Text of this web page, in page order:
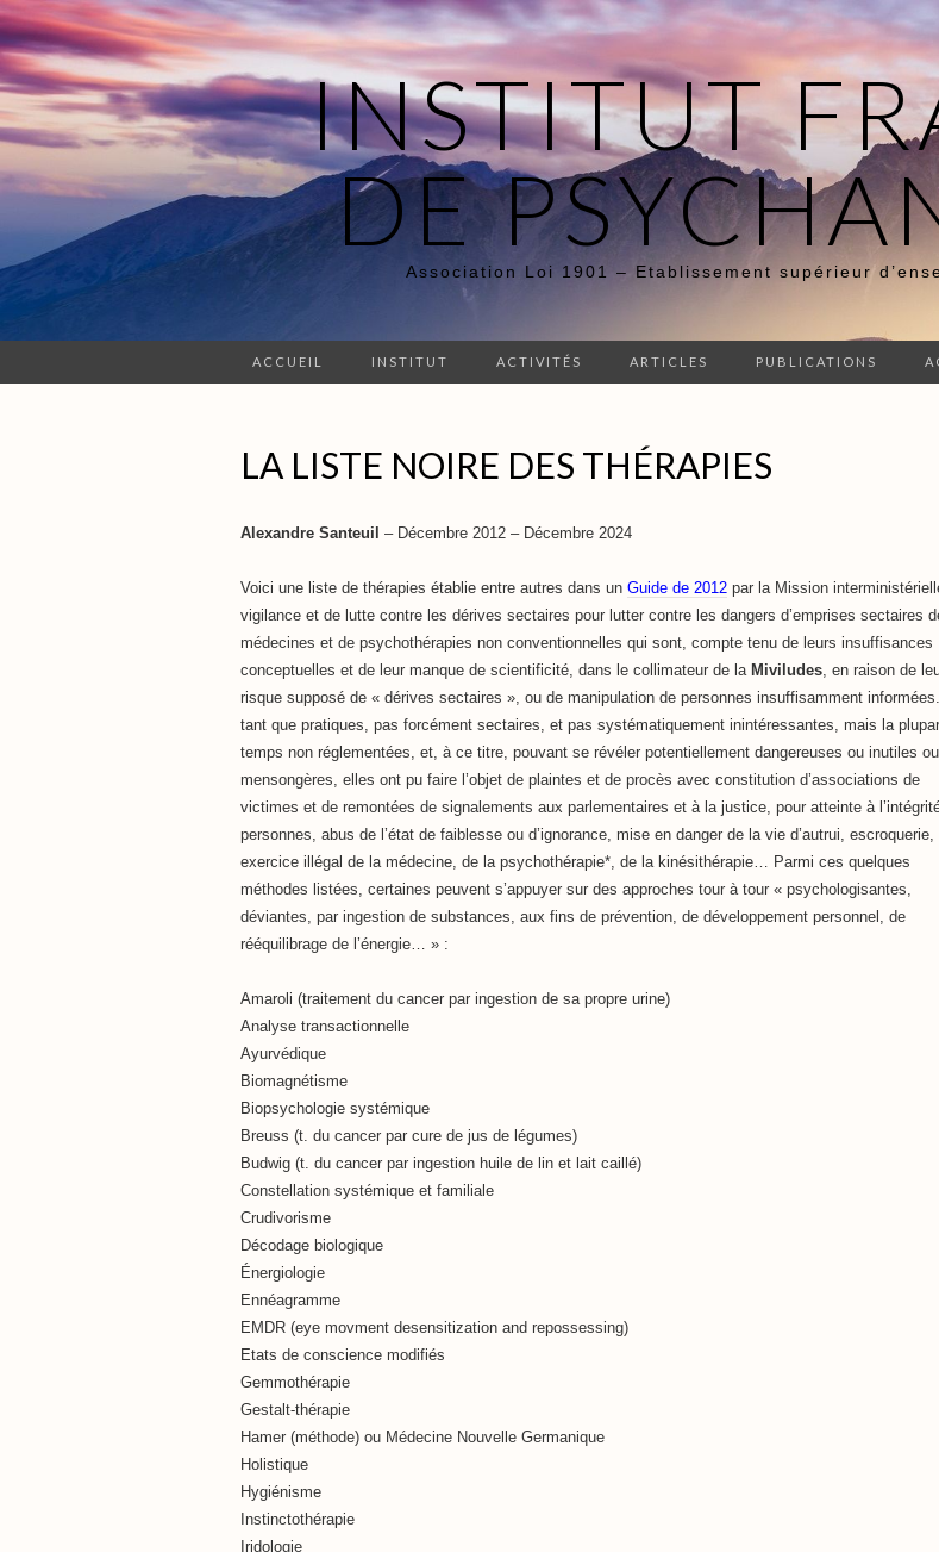
INSTITUT
DE
Association Loi 1901 – Etablissement supérieur
ACCUEIL INSTITUT ACTIVITÉS ARTICLES PUBLICATIONS
LA LISTE NOIRE DES THÉRAPIES
Alexandre Santeuil – Décembre 2012 – Décembre 2024
Voici une liste de thérapies établie entre autres dans un Guide de 2012 par la Mission
vigilance et de lutte contre les dérives sectaires pour lutter contre les dangers d’emprises sectaires
médecines et de psychothérapies non conventionnelles qui sont, compte tenu de leurs insuffisances
conceptuelles et de leur manque de scientificité, dans le collimateur de la Miviludes, en raison de
risque supposé de « dérives sectaires », ou de manipulation de personnes insuffisamment
tant que pratiques, pas forcément sectaires, et pas systématiquement inintéressantes, mais la
temps non réglementées, et, à ce titre, pouvant se révéler potentiellement dangereuses ou inutiles ou
mensongères, elles ont pu faire l’objet de plaintes et de procès avec constitution d’associations de
victimes et de remontées de signalements aux parlementaires et à la justice, pour atteinte à
personnes, abus de l’état de faiblesse ou d’ignorance, mise en danger de la vie d’autrui, escroquerie,
exercice illégal de la médecine, de la psychothérapie*, de la kinésithérapie… Parmi ces quelques
méthodes listées, certaines peuvent s’appuyer sur des approches tour à tour « psychologisantes,
déviantes, par ingestion de substances, aux fins de prévention, de développement personnel, de
rééquilibrage de l’énergie… » :
Amaroli (traitement du cancer par ingestion de sa propre urine)
Analyse transactionnelle
Ayurvédique
Biomagnétisme
Biopsychologie systémique
Breuss (t. du cancer par cure de jus de légumes)
Budwig (t. du cancer par ingestion huile de lin et lait caillé)
Constellation systémique et familiale
Crudivorisme
Décodage biologique
Énergiologie
Ennéagramme
EMDR (eye movment desensitization and repossessing)
Etats de conscience modifiés
Gemmothérapie
Gestalt-thérapie
Hamer (méthode) ou Médecine Nouvelle Germanique
Holistique
Hygiénisme
Instinctothérapie
Iridologie